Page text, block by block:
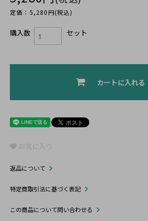
定価：5,280円(税込)
購入数 セット
カートに入れる
お気に入り
返品について
特定商取引法に基づく表記
この商品について問い合わせる